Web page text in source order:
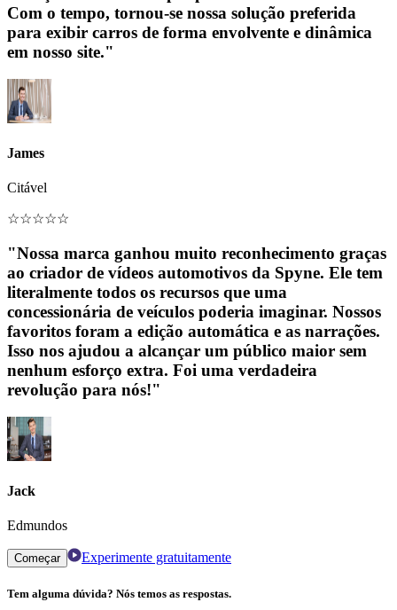
Com o tempo, tornou-se nossa solução preferida
para exibir carros de forma envolvente e dinâmica
em nosso site."
James
Citável
☆☆☆☆☆
"Nossa marca ganhou muito reconhecimento graças
ao criador de vídeos automotivos da Spyne. Ele tem
literalmente todos os recursos que uma
concessionária de veículos poderia imaginar. Nossos
favoritos foram a edição automática e as narrações.
Isso nos ajudou a alcançar um público maior sem
nenhum esforço extra. Foi uma verdadeira
revolução para nós!"
Jack
Edmundos
Começar Experimente gratuitamente
Tem alguma dúvida? Nós temos as respostas.